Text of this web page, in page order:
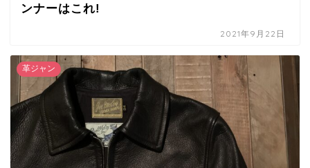
ンナーはこれ!
2021年9月22日
革ジャン